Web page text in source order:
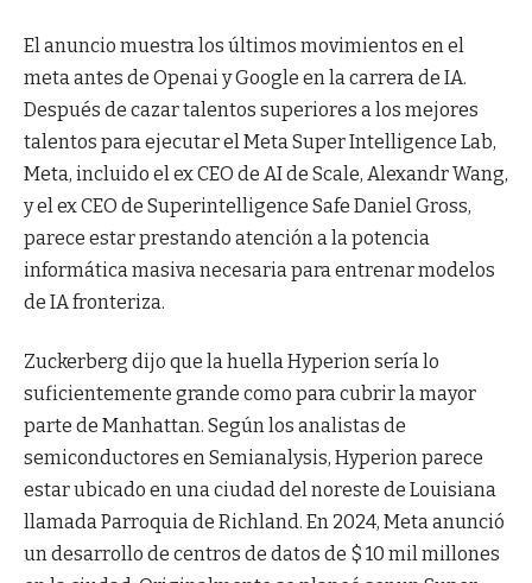
El anuncio muestra los últimos movimientos en el
meta antes de Openai y Google en la carrera de IA.
Después de cazar talentos superiores a los mejores
talentos para ejecutar el Meta Super Intelligence Lab,
Meta, incluido el ex CEO de AI de Scale, Alexandr Wang,
y el ex CEO de Superintelligence Safe Daniel Gross,
parece estar prestando atención a la potencia
informática masiva necesaria para entrenar modelos
de IA fronteriza.
Zuckerberg dijo que la huella Hyperion sería lo
suficientemente grande como para cubrir la mayor
parte de Manhattan. Según los analistas de
semiconductores en Semianalysis, Hyperion parece
estar ubicado en una ciudad del noreste de Louisiana
llamada Parroquia de Richland. En 2024, Meta anunció
un desarrollo de centros de datos de $ 10 mil millones